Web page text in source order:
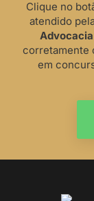
Clique no
atendido
corretamente
em